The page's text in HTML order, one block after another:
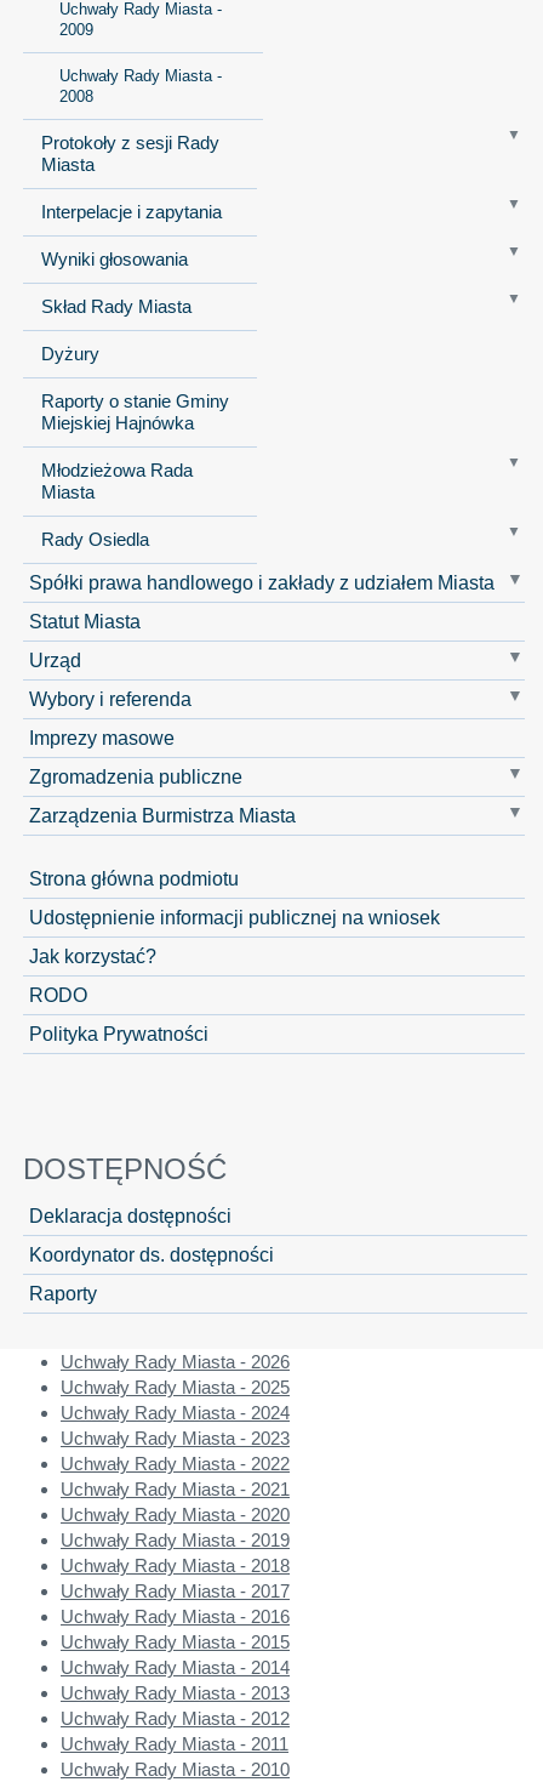
Uchwały Rady Miasta -
2009
Uchwały Rady Miasta -
2008
Protokoły z sesji Rady
Miasta
Interpelacje i zapytania
Wyniki głosowania
Skład Rady Miasta
Dyżury
Raporty o stanie Gminy
Miejskiej Hajnówka
Młodzieżowa Rada
Miasta
Rady Osiedla
Spółki prawa handlowego i zakłady z udziałem Miasta
Statut Miasta
Urząd
Wybory i referenda
Imprezy masowe
Zgromadzenia publiczne
Zarządzenia Burmistrza Miasta
Strona główna podmiotu
Udostępnienie informacji publicznej na wniosek
Jak korzystać?
RODO
Polityka Prywatności
DOSTĘPNOŚĆ
Deklaracja dostępności
Koordynator ds. dostępności
Raporty
Uchwały Rady Miasta - 2026
Uchwały Rady Miasta - 2025
Uchwały Rady Miasta - 2024
Uchwały Rady Miasta - 2023
Uchwały Rady Miasta - 2022
Uchwały Rady Miasta - 2021
Uchwały Rady Miasta - 2020
Uchwały Rady Miasta - 2019
Uchwały Rady Miasta - 2018
Uchwały Rady Miasta - 2017
Uchwały Rady Miasta - 2016
Uchwały Rady Miasta - 2015
Uchwały Rady Miasta - 2014
Uchwały Rady Miasta - 2013
Uchwały Rady Miasta - 2012
Uchwały Rady Miasta - 2011
Uchwały Rady Miasta - 2010